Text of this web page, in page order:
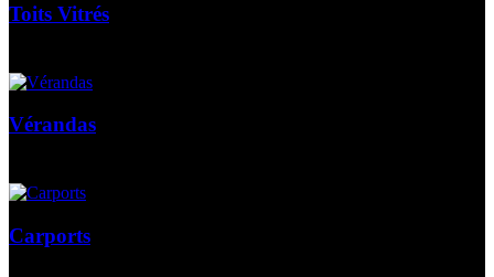
Toits Vitrés
Vérandas
Carports